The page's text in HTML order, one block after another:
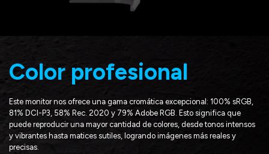
Color profesional
Este monitor nos ofrece una gama cromática excepcional: 100% sRGB,
81% DCI-P3, 58% Rec. 2020 y 79% Adobe RGB. Esto significa que
puede reproducir una mayor cantidad de colores, desde tonos intensos
y vibrantes hasta matices sutiles, logrando imágenes más reales y
precisas.